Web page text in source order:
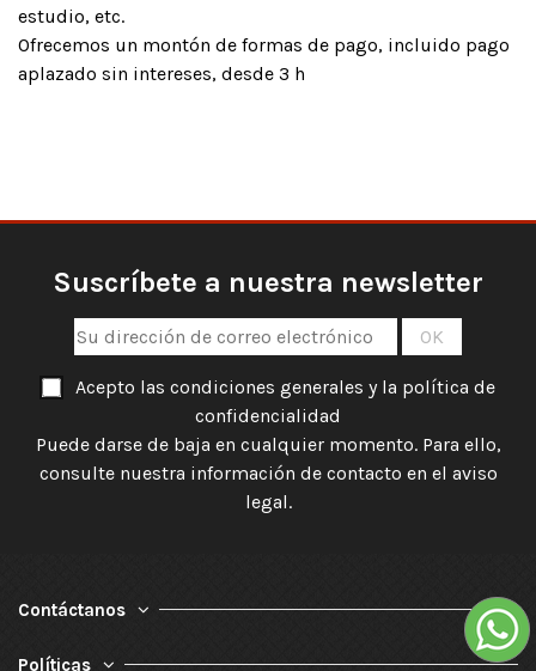
estudio, etc.
Ofrecemos un montón de formas de pago, incluido pago
aplazado sin intereses, desde 3 h
Suscríbete a nuestra newsletter
Acepto las condiciones generales y la política de
confidencialidad
Puede darse de baja en cualquier momento. Para ello,
consulte nuestra información de contacto en el aviso
legal.
Contáctanos
Políticas